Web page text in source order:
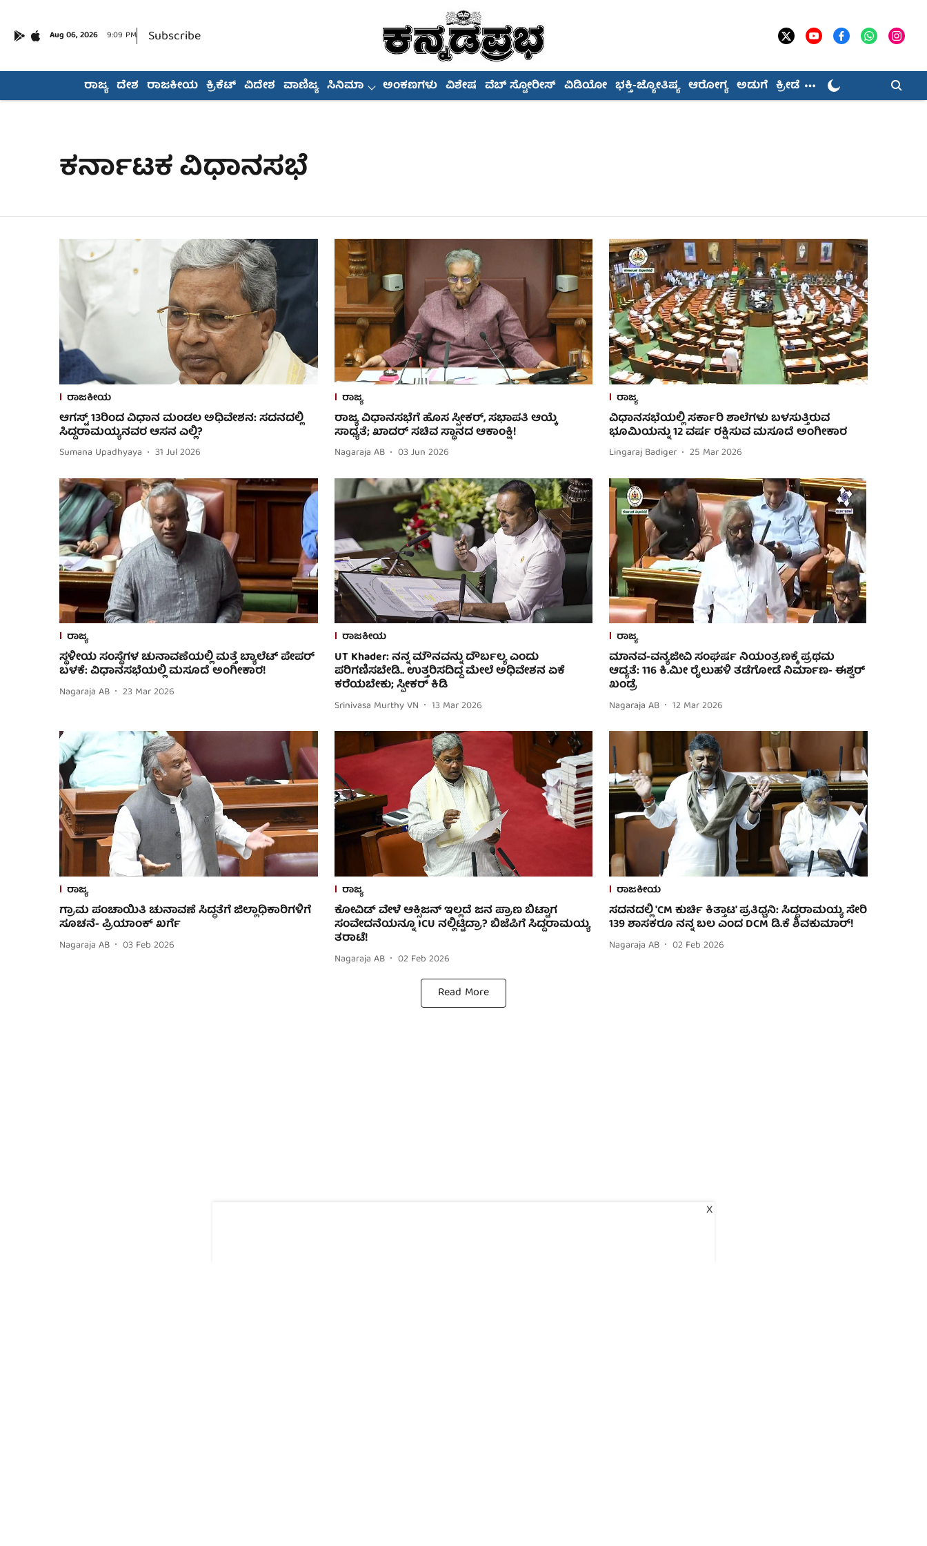
Aug 06, 2026 9:09 PM Subscribe
ರಾಜ್ಯ ದೇಶ ರಾಜಕೀಯ ಕ್ರಿಕೆಟ್ ವಿದೇಶ ವಾಣಿಜ್ಯ ಸಿನಿಮಾ ಅಂಕಣಗಳು ವಿಶೇಷ ವೆಬ್ ಸ್ಟೋರೀಸ್ ವಿಡಿಯೋ ಭಕ್ತಿ-ಜ್ಯೋತಿಷ್ಯ ಆರೋಗ್ಯ ಅಡುಗೆ ಕ್ರೀಡೆ
ಕರ್ನಾಟಕ ವಿಧಾನಸಭೆ
ರಾಜಕೀಯ
ಆಗಸ್ಟ್ 13ರಿಂದ ವಿಧಾನ ಮಂಡಲ ಅಧಿವೇಶನ: ಸದನದಲ್ಲಿ
ಸಿದ್ದರಾಮಯ್ಯನವರ ಆಸನ ಎಲ್ಲಿ?
Sumana Upadhyaya 31 Jul 2026
ರಾಜ್ಯ
ರಾಜ್ಯ ವಿಧಾನಸಭೆಗೆ ಹೊಸ ಸ್ಪೀಕರ್, ಸಭಾಪತಿ ಆಯ್ಕೆ
ಸಾಧ್ಯತೆ; ಖಾದರ್ ಸಚಿವ ಸ್ಥಾನದ ಆಕಾಂಕ್ಷಿ!
Nagaraja AB 03 Jun 2026
ರಾಜ್ಯ
ವಿಧಾನಸಭೆಯಲ್ಲಿ ಸರ್ಕಾರಿ ಶಾಲೆಗಳು ಬಳಸುತ್ತಿರುವ
ಭೂಮಿಯನ್ನು 12 ವರ್ಷ ರಕ್ಷಿಸುವ ಮಸೂದೆ ಅಂಗೀಕಾರ
Lingaraj Badiger 25 Mar 2026
ರಾಜ್ಯ
ಸ್ಥಳೀಯ ಸಂಸ್ಥೆಗಳ ಚುನಾವಣೆಯಲ್ಲಿ ಮತ್ತೆ ಬ್ಯಾಲೆಟ್ ಪೇಪರ್
ಬಳಕೆ: ವಿಧಾನಸಭೆಯಲ್ಲಿ ಮಸೂದೆ ಅಂಗೀಕಾರ!
Nagaraja AB 23 Mar 2026
ರಾಜಕೀಯ
UT Khader: ನನ್ನ ಮೌನವನ್ನು ದೌರ್ಬಲ್ಯ ಎಂದು
ಪರಿಗಣಿಸಬೇಡಿ.. ಉತ್ತರಿಸದಿದ್ದ ಮೇಲೆ ಅಧಿವೇಶನ ಏಕೆ
ಕರೆಯಬೇಕು; ಸ್ಪೀಕರ್ ಕಿಡಿ
Srinivasa Murthy VN 13 Mar 2026
ರಾಜ್ಯ
ಮಾನವ-ವನ್ಯಜೀವಿ ಸಂಘರ್ಷ ನಿಯಂತ್ರಣಕ್ಕೆ ಪ್ರಥಮ
ಆದ್ಯತೆ: 116 ಕಿ.ಮೀ ರೈಲುಹಳಿ ತಡೆಗೋಡೆ ನಿರ್ಮಾಣ- ಈಶ್ವರ್
ಖಂಡ್ರೆ
Nagaraja AB 12 Mar 2026
ರಾಜ್ಯ
ಗ್ರಾಮ ಪಂಚಾಯಿತಿ ಚುನಾವಣೆ ಸಿದ್ಧತೆಗೆ ಜಿಲ್ಲಾಧಿಕಾರಿಗಳಿಗೆ
ಸೂಚನೆ- ಪ್ರಿಯಾಂಕ್ ಖರ್ಗೆ
Nagaraja AB 03 Feb 2026
ರಾಜ್ಯ
ಕೋವಿಡ್ ವೇಳೆ ಆಕ್ಸಿಜನ್ ಇಲ್ಲದೆ ಜನ ಪ್ರಾಣ ಬಿಟ್ಟಾಗ
ಸಂವೇದನೆಯನ್ನೂ ICU ನಲ್ಲಿಟ್ಟಿದ್ರಾ? ಬಿಜೆಪಿಗೆ ಸಿದ್ದರಾಮಯ್ಯ
ತರಾಟೆ!
Nagaraja AB 02 Feb 2026
ರಾಜಕೀಯ
ಸದನದಲ್ಲಿ 'CM ಕುರ್ಚಿ ಕಿತ್ತಾಟ' ಪ್ರತಿಧ್ವನಿ: ಸಿದ್ದರಾಮಯ್ಯ ಸೇರಿ
139 ಶಾಸಕರೂ ನನ್ನ ಬಲ ಎಂದ DCM ಡಿ.ಕೆ ಶಿವಕುಮಾರ್!
Nagaraja AB 02 Feb 2026
Read More
X